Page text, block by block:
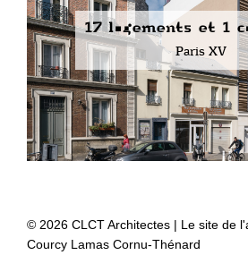
17 logements et 1
Paris XV
© 2026 CLCT Architectes | Le site de
Courcy Lamas Cornu-Thénard